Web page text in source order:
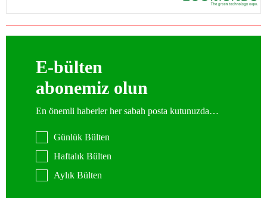
E-bülten
abonemiz olun
En önemli haberler her sabah posta kutunuzda…
Günlük Bülten
Haftalık Bülten
Aylık Bülten